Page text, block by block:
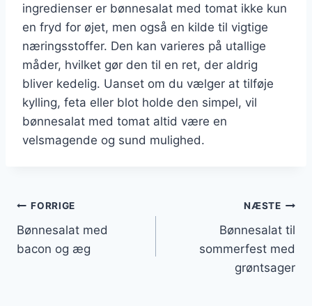
ingredienser er bønnesalat med tomat ikke kun
en fryd for øjet, men også en kilde til vigtige
næringsstoffer. Den kan varieres på utallige
måder, hvilket gør den til en ret, der aldrig
bliver kedelig. Uanset om du vælger at tilføje
kylling, feta eller blot holde den simpel, vil
bønnesalat med tomat altid være en
velsmagende og sund mulighed.
Indlægsnavigation
FORRIGE
Bønnesalat med
bacon og æg
NÆSTE
Bønnesalat til
sommerfest med
grøntsager